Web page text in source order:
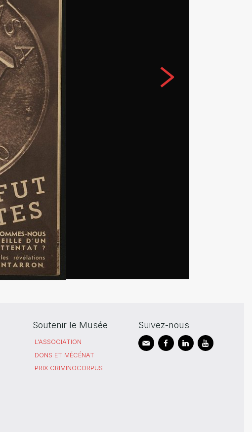
Soutenir le Musée
L'ASSOCIATION
DONS ET MÉCÉNAT
PRIX CRIMINOCORPUS
Suivez-nous